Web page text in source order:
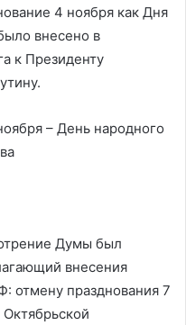
4 ноября как Дня
внесено в
к Президенту
Думы был
внесения
отмену празднования 7